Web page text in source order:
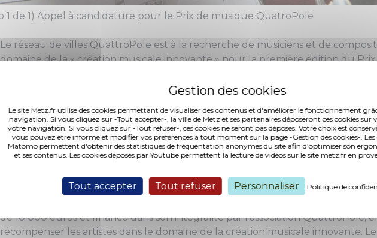
Le site Metz.fr utilise des cookies permettant de visualiser des contenus et d'améliorer le fonctionnement
navigation. Si vous cliquez sur -Tout accepter-, la ville de Metz et ses partenaires déposeront ces cookies sur
votre navigation. Si vous cliquez sur -Tout refuser-, ces cookies ne seront pas déposés. Votre choix est
vous pouvez être informé et modifier vos préférences à tout moment sur la page -Gestion des cookies-. Les
Matomo permettent d'obtenir des statistiques de fréquentation anonymes du site afin d'optimiser son
et ses contenus. Les cookies déposés par Youtube permettent la lecture de vidéos sur le site metz.fr en
Tout accepter Tout refuser Personnaliser Politique de
1 de 1) Appel à candidature pour le Prix de musique QuatroPole
Le réseau de villes QuattroPole est à la recherche de musiciens et de
domaine de la « création musicale innovante » pour la première édition du
Un évènement innovant inspiré du Prix d’art Robert Schuman
Les villes de Luxembourg, Metz, Sarrebruck et Trèves coopèrent au sein
frontalière marquée d’une forte diversité culturelle. Dans leur différence et
complémentarité, les scènes culturelles locales des quatre villes ont le
Afin de promouvoir la mise en réseau transfrontalière des scènes culturelles
de 10 000 euros et financé dans son intégralité par l’association QuattroPole,
récompenser les artistes dans le domaine de la création musicale innovante.